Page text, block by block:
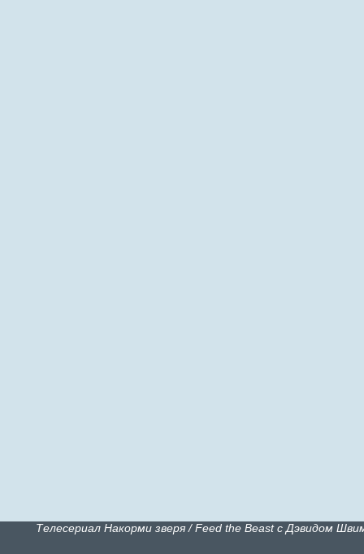
Телесериал Накорми зверя / Feed the Beast с Дэвидом